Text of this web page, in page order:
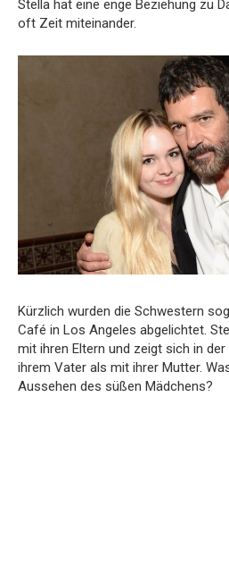
Stella hat eine enge Beziehung zu
oft Zeit miteinander.
Kürzlich wurden die Schwestern
Café in Los Angeles abgelichtet.
mit ihren Eltern und zeigt sich in
ihrem Vater als mit ihrer Mutter.
Aussehen des süßen Mädchens?